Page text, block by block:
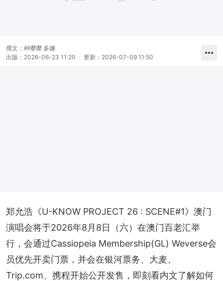
撰文： 种嘤嘤 多娜
出版： 2026-06-23 11:20 更新： 2026-07-09 11:50
郑允浩《U-KNOW PROJECT 26 : SCENE#1》澳门
演唱会将于2026年8月8日（六）在澳门百老汇举
行，会通过Cassiopeia Membership(GL) Weverse会
员优先开卖门票，并会在银河票务、大麦、
Trip.com、携程开始公开发售，即刻看内文了解如何